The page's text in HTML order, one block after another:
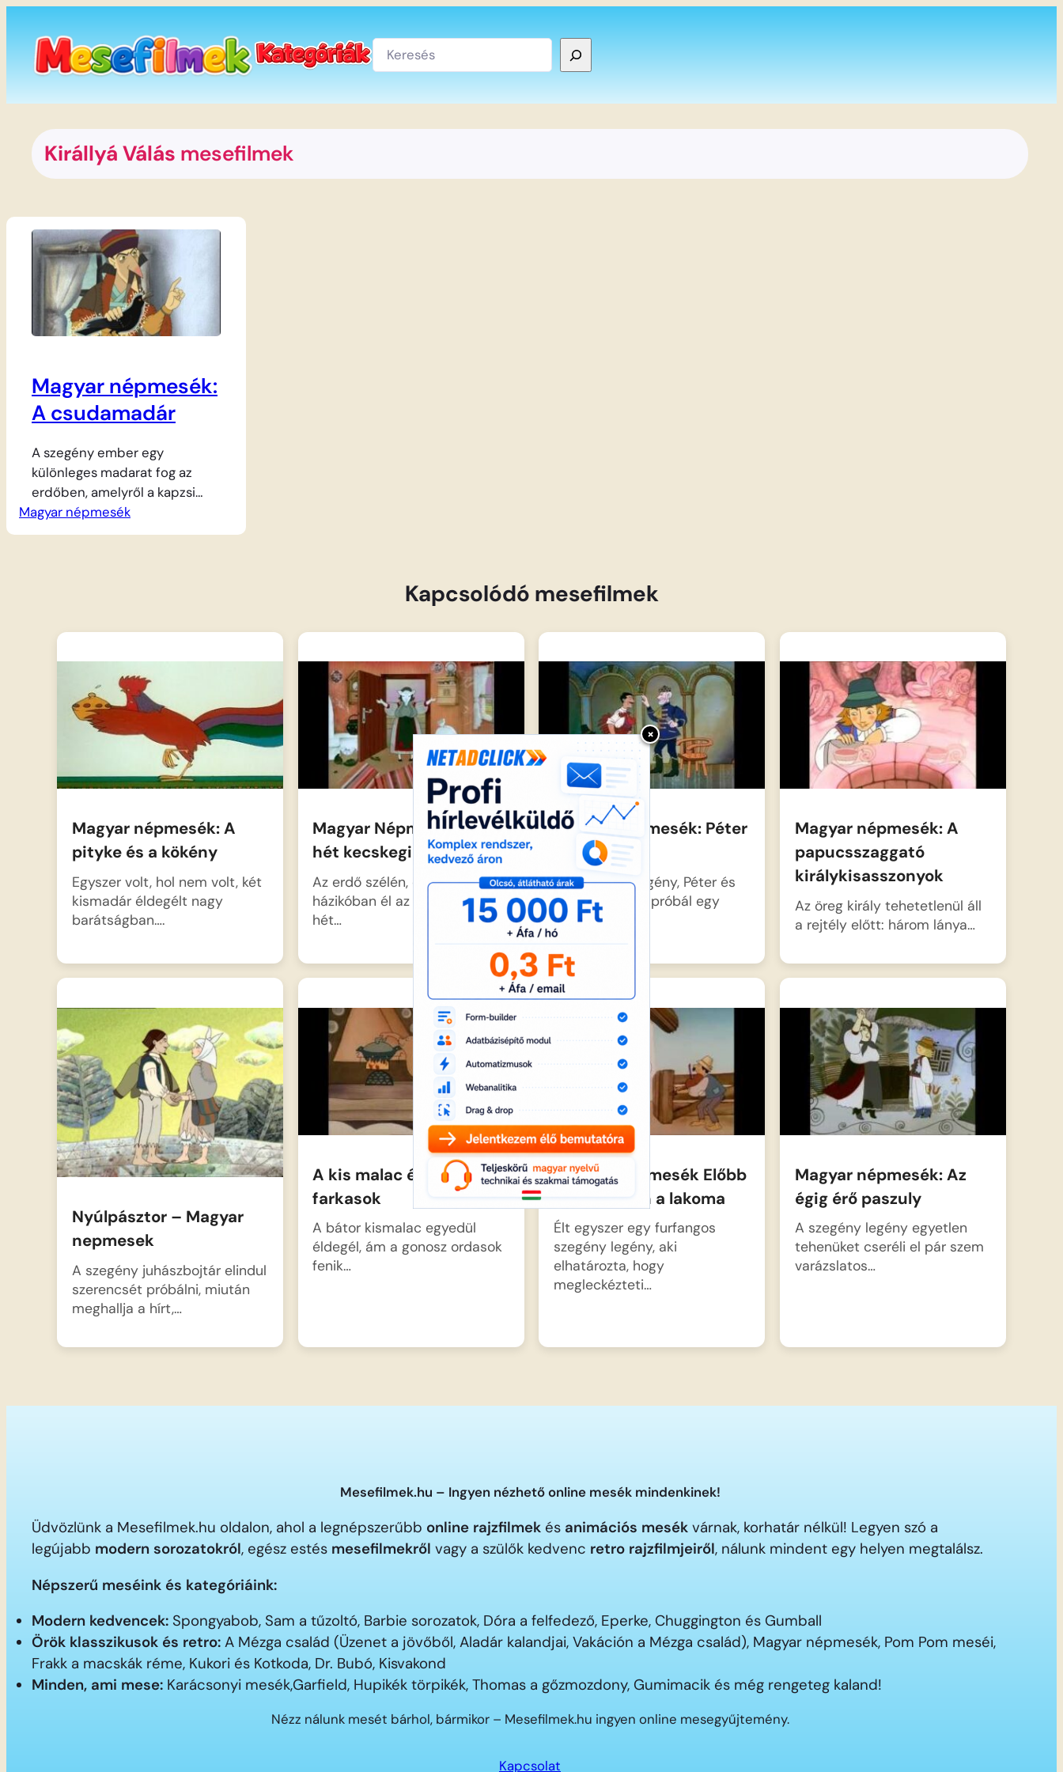
×
tartalomhoz
Keresés
Királlyá Válás mesefilmek
Magyar népmesék:
A csudamadár
A szegény ember egy
különleges madarat fog az
erdőben, amelyről a kapzsi
vendég megtudja, hogy
varázsereje van. Egy régi írás
uraság azonnal megsütteti a
két fia véletlenül megeszi…
Magyar népmesék
Kapcsolódó mesefilmek
Magyar népmesék: A
pityke és a kökény
Egyszer volt, hol nem volt, két
kismadár éldegélt nagy
barátságban….
Magyar Népmesék – A
hét kecskegida
Az erdő szélén, egy kis
házikóban él az anyakecske
hét…
Magyar népmesék: Péter
és Pál
Két szegény legény, Péter és
Pál szerencsét próbál egy
gazdag…
Magyar népmesék: A
papucsszaggató
királykisasszonyok
Az öreg király tehetetlenül áll
a rejtély előtt: három lánya…
Nyúlpásztor – Magyar
nepmesek
A szegény juhászbojtár elindul
szerencsét próbálni, miután
meghallja a hírt,…
A kis malac és a
farkasok
A bátor kismalac egyedül
éldegél, ám a gonosz ordasok
fenik…
Magyar Népmesék Előbb
a tánc aztán a lakoma
Élt egyszer egy furfangos
szegény legény, aki
elhatározta, hogy
megleckézteti…
Magyar népmesék: Az
égig érő paszuly
A szegény legény egyetlen
tehenüket cseréli el pár szem
varázslatos…
Mesefilmek.hu – Ingyen nézhető online mesék mindenkinek!
Üdvözlünk a Mesefilmek.hu oldalon, ahol a legnépszerűbb online rajzfilmek és animációs mesék várnak, korhatár nélkül! Legyen szó a
legújabb modern sorozatokról, egész estés mesefilmekről vagy a szülők kedvenc retro rajzfilmjeiről, nálunk mindent egy helyen megtalálsz.
Népszerű meséink és kategóriáink:
Modern kedvencek: Spongyabob, Sam a tűzoltó, Barbie sorozatok, Dóra a felfedező, Eperke, Chuggington és Gumball
Örök klasszikusok és retro: A Mézga család (Üzenet a jövőből, Aladár kalandjai, Vakáción a Mézga család), Magyar népmesék, Pom Pom meséi,
Frakk a macskák réme, Kukori és Kotkoda, Dr. Bubó, Kisvakond
Minden, ami mese: Karácsonyi mesék,Garfield, Hupikék törpikék, Thomas a gőzmozdony, Gumimacik és még rengeteg kaland!
Nézz nálunk mesét bárhol, bármikor – Mesefilmek.hu ingyen online mesegyűjtemény.
Kapcsolat